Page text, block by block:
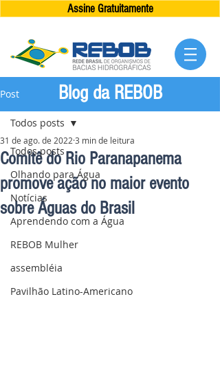
Assine Gratuitamente
Post
Todos posts
Olhando para Água
Notícias
Aprendendo com a Água
REBOB Mulher
assembléia
Pavilhão Latino-Americano
Todos posts
Comitê do Rio Paranapanema
promove ação no maior evento
sobre Águas do Brasil
31 de ago. de 2022 3 min de leitura
Blog da REBOB